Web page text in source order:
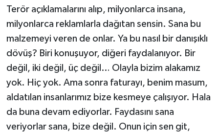
Terör açıklamalarını alıp, milyonlarca insana,
milyonlarca reklamlarla dağıtan sensin. Sana bu
malzemeyi veren de onlar. Ya bu nasıl bir danışıklı
dövüş? Biri konuşuyor, diğeri faydalanıyor. Bir
değil, iki değil, üç değil… Olayla bizim alakamız
yok. Hiç yok. Ama sonra faturayı, benim masum,
aldatılan insanlarımız bize kesmeye çalışıyor. Hala
da buna devam ediyorlar. Faydasını sana
veriyorlar sana, bize değil. Onun için sen git,